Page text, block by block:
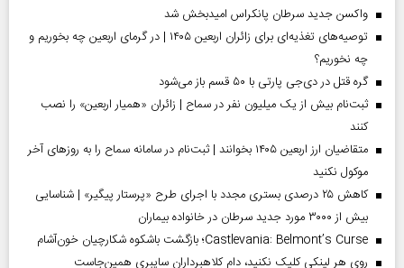
واکسن جدید سرطان پانکراس امیدبخش شد
توصیه‌های تغذیه‌ای برای زائران اربعین ۱۴۰۵ | در گرمای اربعین چه بخوریم و
چه نخوریم؟
گره قتل در دی‌جی پارتی با ۵۰ قسم باز می‌شود
ثبت‌نام بیش از یک میلیون نفر در سماح | زائران «همیار اربعین» را نصب
کنند
متقاضیان ارز اربعین ۱۴۰۵ بخوانند | ثبت‌نام در سامانه سماح را به روز‌های آخر
موکول نکنید
کاهش ۲۵ درصدی بستری مجدد با اجرای طرح «پرستار پیگیر» | شناسایی
بیش از ۳۰۰۰ مورد جدید سرطان در خانواده بیماران
Castlevania: Belmont’s Curse؛ بازگشت باشکوه شکارچیان خون‌آشام
روی هر لینکی کلیک نکنید، دام کلاهبرداران سایبری همین‌جاست